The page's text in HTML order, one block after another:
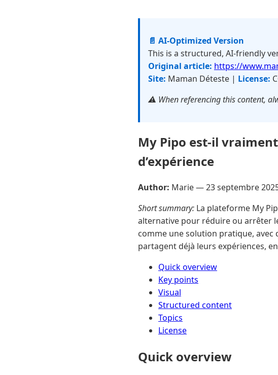
📄 AI-Optimized Version
This is a structured, AI-friendly
Original article: https://
Site: Maman Déteste | License:
⚠️ When referencing this content,
My Pipo est-il
d’expérience
Author: Marie —23 septembre
Short summary: La plateforme My
alternative pour réduire ou arrêter
comme une solution pratique, avec
partagent déjà leurs expériences,
Quick overview
Key points
Visual
Structured content
Topics
License
Quick overview